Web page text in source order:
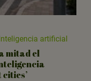
artificial
mitad el